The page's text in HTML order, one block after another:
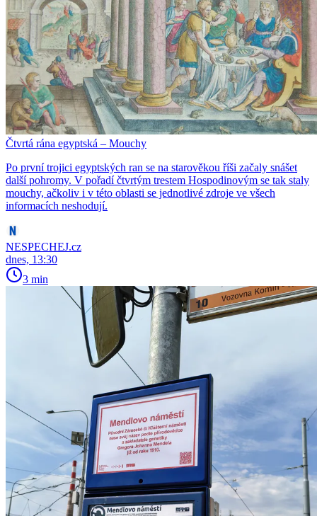
Čtvrtá rána egyptská – Mouchy
Po první trojici egyptských ran se na starověkou říši začaly snášet
další pohromy. V pořadí čtvrtým trestem Hospodinovým se tak staly
mouchy, ačkoliv i v této oblasti se jednotlivé zdroje ve všech
informacích neshodují.
NESPECHEJ.cz
dnes, 13:30
3 min